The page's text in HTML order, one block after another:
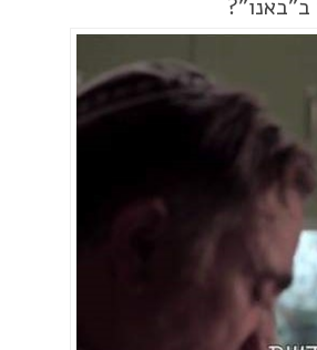
ב"באנו"?